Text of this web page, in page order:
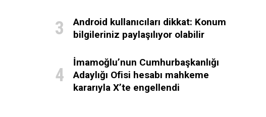
Android kullanıcıları dikkat: Konum
bilgileriniz paylaşılıyor olabilir
İmamoğlu’nun Cumhurbaşkanlığı
Adaylığı Ofisi hesabı mahkeme
kararıyla X’te engellendi